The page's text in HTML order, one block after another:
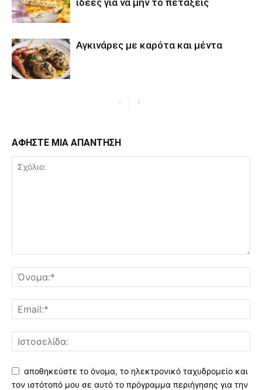
ιδέες για να μην το πετάξεις
Αγκινάρες με καρότα και μέντα
ΑΦΗΣΤΕ ΜΙΑ ΑΠΑΝΤΗΣΗ
αποθηκεύστε το όνομα, το ηλεκτρονικό ταχυδρομείο και
τον ιστότοπό μου σε αυτό το πρόγραμμα περιήγησης για την